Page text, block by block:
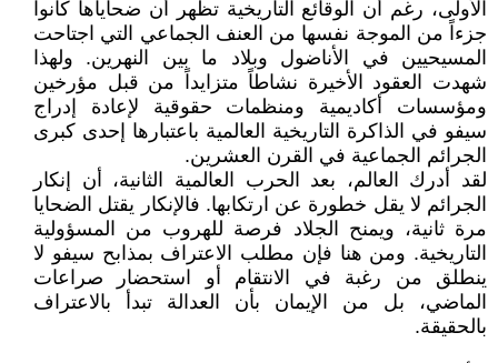
الأولى، رغم أن الوقائع التاريخية تظهر أن ضحاياها كانوا
جزءاً من الموجة نفسها من العنف الجماعي التي اجتاحت
المسيحيين في الأناضول وبلاد ما بين النهرين. ولهذا
شهدت العقود الأخيرة نشاطاً متزايداً من قبل مؤرخين
ومؤسسات أكاديمية ومنظمات حقوقية لإعادة إدراج
سيفو في الذاكرة التاريخية العالمية باعتبارها إحدى كبرى
الجرائم الجماعية في القرن العشرين.
لقد أدرك العالم، بعد الحرب العالمية الثانية، أن إنكار
الجرائم لا يقل خطورة عن ارتكابها. فالإنكار يقتل الضحايا
مرة ثانية، ويمنح الجلاد فرصة للهروب من المسؤولية
التاريخية. ومن هنا فإن مطلب الاعتراف بمذابح سيفو لا
ينطلق من رغبة في الانتقام أو استحضار صراعات
الماضي، بل من الإيمان بأن العدالة تبدأ بالاعتراف
بالحقيقة.